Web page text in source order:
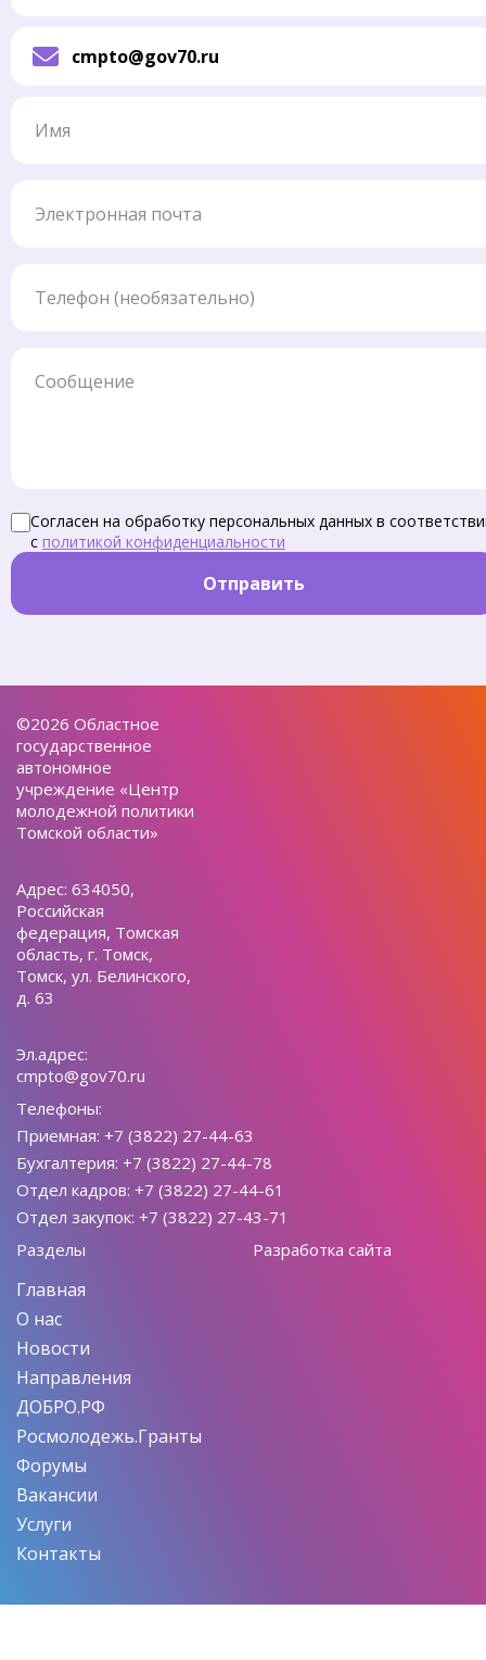
cmpto@gov70.ru
Согласен на обработку персональных данных в
с политикой конфиденциальности
Отправить
©2026 Областное
государственное
автономное
учреждение «Центр
молодежной политики
Томской области»
Адрес: 634050,
Российская
федерация, Томская
область, г. Томск,
Томск, ул. Белинского,
д. 63
Эл.адрес:
cmpto@gov70.ru
Телефоны:
Приемная: +7 (3822) 27-44-63
Бухгалтерия: +7 (3822) 27-44-78
Отдел кадров: +7 (3822) 27-44-61
Отдел закупок: +7 (3822) 27-43-71
Разделы
Главная
О нас
Новости
Направления
ДОБРО.РФ
Росмолодежь.Гранты
Форумы
Вакансии
Услуги
Контакты
Разработка сайта